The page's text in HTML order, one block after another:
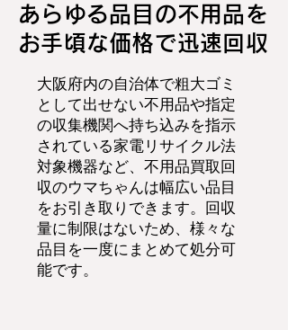
あらゆる品目の不用品を
お手頃な価格で迅速回収
大阪府内の自治体で粗大ゴミ
として出せない不用品や指定
の収集機関へ持ち込みを指示
されている家電リサイクル法
対象機器など、不用品買取回
収のウマちゃんは幅広い品目
をお引き取りできます。回収
量に制限はないため、様々な
品目を一度にまとめて処分可
能です。